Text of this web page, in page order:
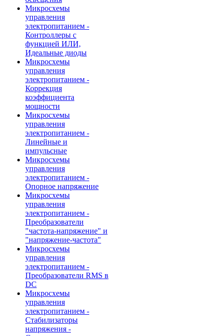
Микросхемы
управления
электропитанием -
Контроллеры с
функцией ИЛИ,
Идеальные диоды
Микросхемы
управления
электропитанием -
Коррекция
коэффициента
мощности
Микросхемы
управления
электропитанием -
Линейные и
импульсные
Микросхемы
управления
электропитанием -
Опорное напряжение
Микросхемы
управления
электропитанием -
Преобразователи
"частота-напряжение" и
"напряжение-частота"
Микросхемы
управления
электропитанием -
Преобразователи RMS в
DC
Микросхемы
управления
электропитанием -
Стабилизаторы
напряжения -